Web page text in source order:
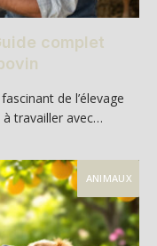
complet
de l’élevage
à travailler avec…
ANIMAUX